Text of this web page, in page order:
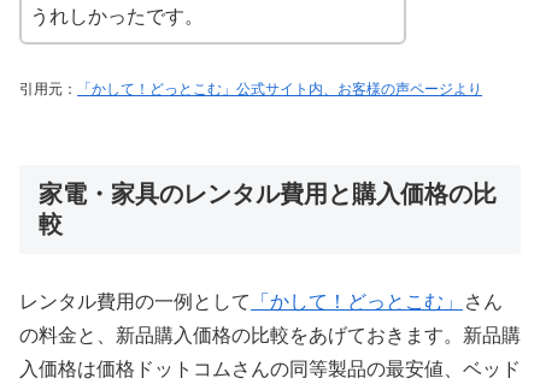
うれしかったです。
引用元： 「かして！どっとこむ」公式サイト内、お客様の声ページより
家電・家具のレンタル費用と購入価格の比
較
レンタル費用の一例として 「かして！どっとこむ」
さん
の料金と、新品購入価格の比較をあげておきます。新品購
入価格は価格ドットコムさんの同等製品の最安値、ベッド